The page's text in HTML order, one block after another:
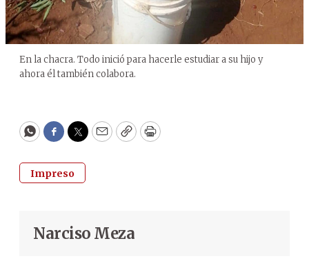
En la chacra. Todo inició para hacerle estudiar a su hijo y
ahora él también colabora.
WhatsApp
Facebook
Twitter
EmailCopyPrint
Impreso
Narciso Meza